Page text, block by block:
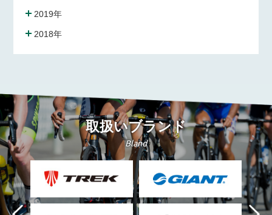
2019年
2018年
取扱いブランド
Bland